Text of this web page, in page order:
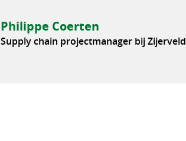
Philippe Coerten
Supply chain projectmanager bij Zijerveld